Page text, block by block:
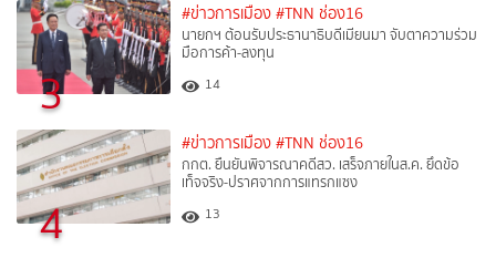
3
#ข่าวการเมือง #TNN ช่อง16
นายกฯ ต้อนรับประธานาธิบดีเมียนมา จับตาความร่วม
มือการค้า-ลงทุน
14
4
#ข่าวการเมือง #TNN ช่อง16
กกต. ยืนยันพิจารณาคดีสว. เสร็จภายในส.ค. ยึดข้อ
เท็จจริง-ปราศจากการแทรกแซง
13